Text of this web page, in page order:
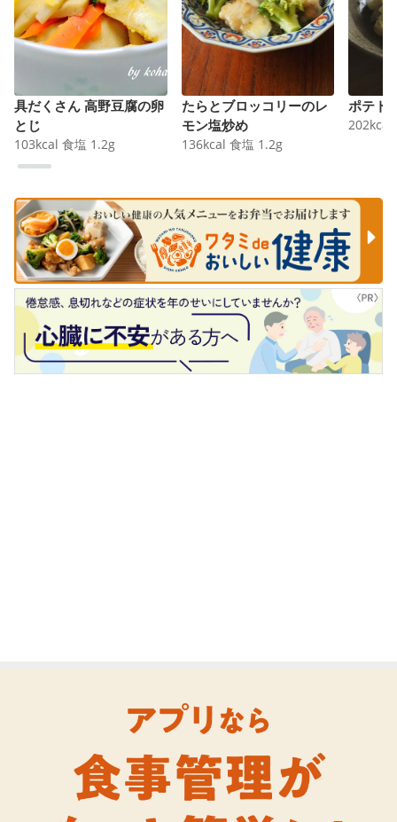
具だくさん 高野豆腐の卵
とじ
103kcal 食塩 1.2g
たらとブロッコリーのレ
モン塩炒め
136kcal 食塩 1.2g
ポテト
202kcal